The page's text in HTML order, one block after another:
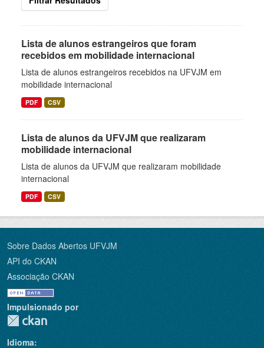
Lista de alunos estrangeiros que foram
recebidos em mobilidade internacional
Lista de alunos estrangeiros recebidos na UFVJM em
mobilidade internacional
PDF CSV
Lista de alunos da UFVJM que realizaram
mobilidade internacional
Lista de alunos da UFVJM que realizaram mobilidade
internacional
PDF CSV
Sobre Dados Abertos UFVJM
API do CKAN
Associação CKAN
Impulsionado por
Idioma